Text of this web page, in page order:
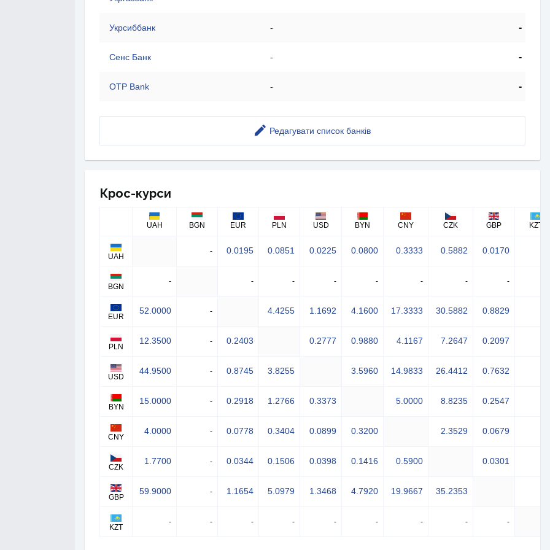
Укрсиббанк - -
Сенс Банк - -
OTP Bank - -
Редагувати список банків
Крос-курси
UAH BGN EUR PLN USD BYN CNY CZK GBP KZT
UAH
- 0.0195 0.0851 0.0225 0.0800 0.3333 0.5882 0.0170
BGN
- - - - - - - -
EUR
52.0000 - 4.4255 1.1692 4.1600 17.3333 30.5882 0.8829
PLN
12.3500 - 0.2403 0.2777 0.9880 4.1167 7.2647 0.2097
USD
44.9500 - 0.8745 3.8255 3.5960 14.9833 26.4412 0.7632
BYN
15.0000 - 0.2918 1.2766 0.3373 5.0000 8.8235 0.2547
CNY
4.0000 - 0.0778 0.3404 0.0899 0.3200 2.3529 0.0679
CZK
1.7700 - 0.0344 0.1506 0.0398 0.1416 0.5900 0.0301
GBP
59.9000 - 1.1654 5.0979 1.3468 4.7920 19.9667 35.2353
KZT
- - - - - - - - -